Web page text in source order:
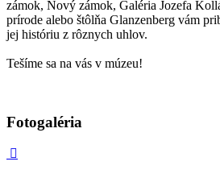
zámok, Nový zámok, Galéria Jozefa
prírode alebo štôlňa Glanzenberg vám
jej históriu z rôznych uhlov.
Tešíme sa na vás v múzeu!
Fotogaléria